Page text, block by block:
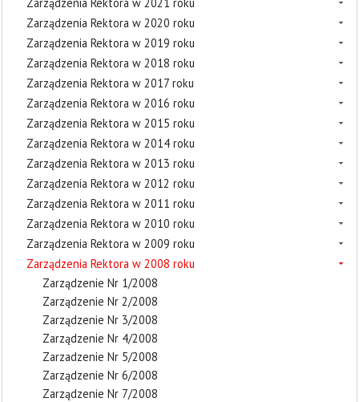
Zarządzenia Rektora w 2020 roku
Zarządzenia Rektora w 2019 roku
Zarządzenia Rektora w 2018 roku
Zarządzenia Rektora w 2017 roku
Zarządzenia Rektora w 2016 roku
Zarządzenia Rektora w 2015 roku
Zarządzenia Rektora w 2014 roku
Zarządzenia Rektora w 2013 roku
Zarządzenia Rektora w 2012 roku
Zarządzenia Rektora w 2011 roku
Zarządzenia Rektora w 2010 roku
Zarządzenia Rektora w 2009 roku
Zarządzenia Rektora w 2008 roku
Zarządzenie Nr 1/2008
Zarządzenie Nr 2/2008
Zarządzenie Nr 3/2008
Zarządzenie Nr 4/2008
Zarzadzenie Nr 5/2008
Zarządzenie Nr 6/2008
Zarządzenie Nr 7/2008